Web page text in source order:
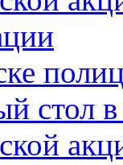
стол